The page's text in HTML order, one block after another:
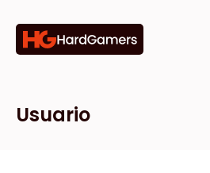
Categorías
Marcas
Tiendas
Usuario